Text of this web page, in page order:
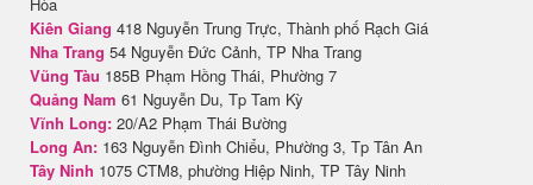
Kiên Giang 418 Nguyễn Trung Trực, Thành phố Rạch Giá
Nha Trang 54 Nguyễn Đức Cảnh, TP Nha Trang
Vũng Tàu 185B Phạm Hồng Thái, Phường 7
Quảng Nam 61 Nguyễn Du, Tp Tam Kỳ
Vĩnh Long: 20/A2 Phạm Thái Bường
Long An: 163 Nguyễn Đình Chiểu, Phường 3, Tp Tân An
Tây Ninh 1075 CTM8, phường Hiệp Ninh, TP Tây Ninh